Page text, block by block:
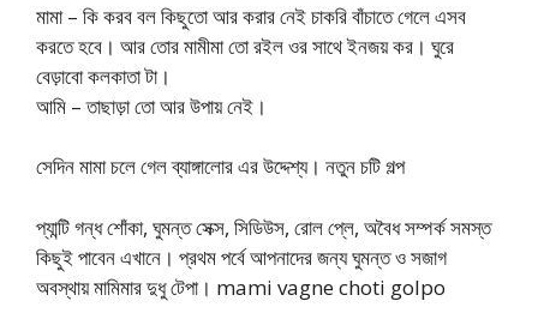
মামা – কি করব বল কিছুতো আর করার নেই চাকরি বাঁচাতে গেলে এসব
করতে হবে। আর তোর মামীমা তো রইল ওর সাথে ইনজয় কর। ঘুরে
বেড়াবো কলকাতা টা।
আমি – তাছাড়া তো আর উপায় নেই।
সেদিন মামা চলে গেল ব্যাঙ্গালোর এর উদ্দেশ্য। নতুন চটি গল্প
প্যান্টি গন্ধ শোঁকা, ঘুমন্ত সেক্স, সিডিউস, রোল প্লে, অবৈধ সম্পর্ক সমস্ত
কিছুই পাবেন এখানে। প্রথম পর্বে আপনাদের জন্য ঘুমন্ত ও সজাগ
অবস্থায় মামিমার দুধু টেপা। mami vagne choti golpo